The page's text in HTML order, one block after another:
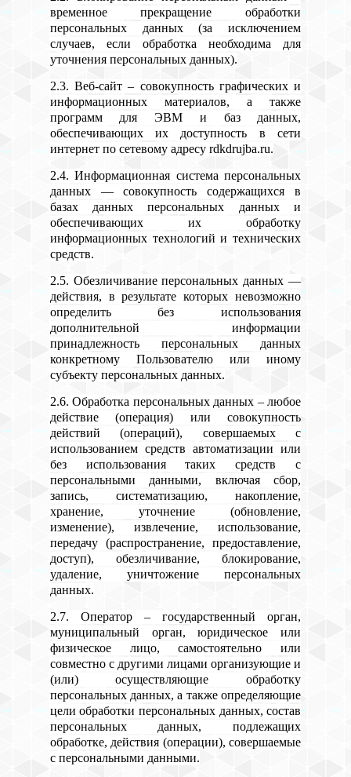
временное прекращение обработки
персональных данных (за исключением
случаев, если обработка необходима для
уточнения персональных данных).
2.3. Веб-сайт – совокупность графических и
информационных материалов, а также
программ для ЭВМ и баз данных,
обеспечивающих их доступность в сети
интернет по сетевому адресу rdkdrujba.ru.
2.4. Информационная система персональных
данных — совокупность содержащихся в
базах данных персональных данных и
обеспечивающих их обработку
информационных технологий и технических
средств.
2.5. Обезличивание персональных данных —
действия, в результате которых невозможно
определить без использования
дополнительной информации
принадлежность персональных данных
конкретному Пользователю или иному
субъекту персональных данных.
2.6. Обработка персональных данных – любое
действие (операция) или совокупность
действий (операций), совершаемых с
использованием средств автоматизации или
без использования таких средств с
персональными данными, включая сбор,
запись, систематизацию, накопление,
хранение, уточнение (обновление,
изменение), извлечение, использование,
передачу (распространение, предоставление,
доступ), обезличивание, блокирование,
удаление, уничтожение персональных
данных.
2.7. Оператор – государственный орган,
муниципальный орган, юридическое или
физическое лицо, самостоятельно или
совместно с другими лицами организующие и
(или) осуществляющие обработку
персональных данных, а также определяющие
цели обработки персональных данных, состав
персональных данных, подлежащих
обработке, действия (операции), совершаемые
с персональными данными.